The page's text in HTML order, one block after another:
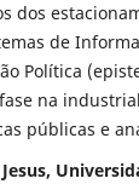
dos
de
Política
na
públicas e